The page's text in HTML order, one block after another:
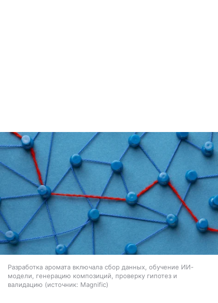
Разработка аромата включала сбор данных, обучение ИИ-
модели, генерацию композиций, проверку гипотез и
валидацию
источник: Magnific